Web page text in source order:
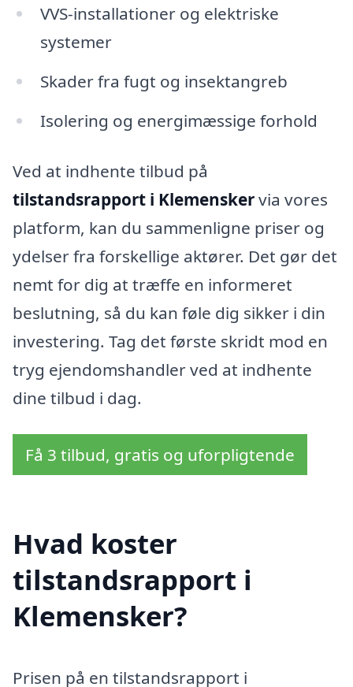
VVS-installationer og elektriske
systemer
Skader fra fugt og insektangreb
Isolering og energimæssige forhold
Ved at indhente tilbud på
tilstandsrapport i Klemenskervia vores
platform, kan du sammenligne priser og
ydelser fra forskellige aktører. Det gør det
nemt for dig at træffe en informeret
beslutning, så du kan føle dig sikker i din
investering. Tag det første skridt mod en
tryg ejendomshandler ved at indhente
dine tilbud i dag.
Få 3 tilbud, gratis og uforpligtende
Hvad koster
tilstandsrapport i
Klemensker?
Prisen på en tilstandsrapport i